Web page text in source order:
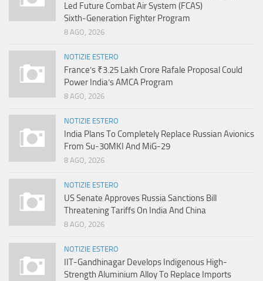
Led Future Combat Air System (FCAS)
Sixth‑Generation Fighter Program
8 AGO, 2026
NOTIZIE ESTERO
France’s ₹3.25 Lakh Crore Rafale Proposal Could
Power India’s AMCA Program
8 AGO, 2026
NOTIZIE ESTERO
India Plans To Completely Replace Russian Avionics
From Su-30MKI And MiG-29
8 AGO, 2026
NOTIZIE ESTERO
US Senate Approves Russia Sanctions Bill
Threatening Tariffs On India And China
8 AGO, 2026
NOTIZIE ESTERO
IIT-Gandhinagar Develops Indigenous High-
Strength Aluminium Alloy To Replace Imports